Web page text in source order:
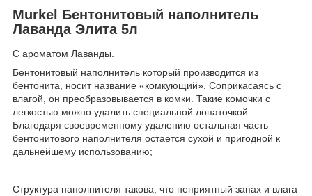
Murkel Бентонитовый наполнитель
Лаванда Элита 5л
С ароматом Лаванды.
Бентонитовый наполнитель который производится из
бентонита, носит название «комкующий». Соприкасаясь с
влагой, он преобразовывается в комки. Такие комочки с
легкостью можно удалить специальной лопаточкой.
Благодаря своевременному удалению остальная часть
бентонитового наполнителя остается сухой и пригодной к
дальнейшему использованию;
Структура наполнителя такова, что неприятный запах и влага